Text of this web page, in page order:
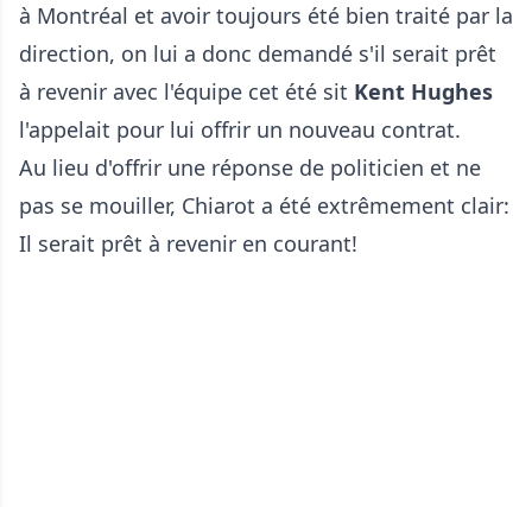
à Montréal et avoir toujours été bien traité par la
direction, on lui a donc demandé s'il serait prêt
à revenir avec l'équipe cet été sit Kent Hughes
l'appelait pour lui offrir un nouveau contrat.
Au lieu d'offrir une réponse de politicien et ne
pas se mouiller, Chiarot a été extrêmement clair:
Il serait prêt à revenir en courant!